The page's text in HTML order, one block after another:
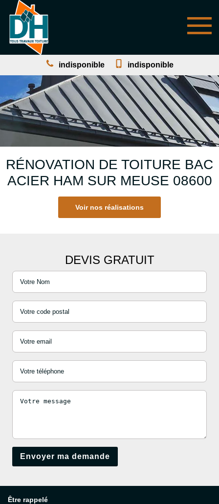
indisponible indisponible
RÉNOVATION DE TOITURE BAC
ACIER HAM SUR MEUSE 08600
Voir nos réalisations
DEVIS GRATUIT
Être rappelé